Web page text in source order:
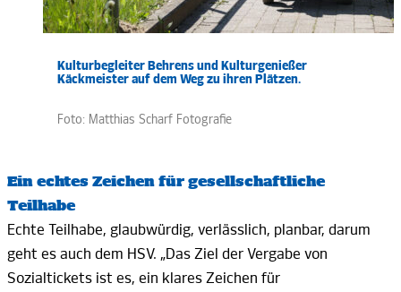
Kulturbegleiter Behrens und Kulturgenießer
Käckmeister auf dem Weg zu ihren Plätzen.
Foto: Matthias Scharf Fotografie
Ein echtes Zeichen für gesellschaftliche
Teilhabe
Echte Teilhabe, glaubwürdig, verlässlich, planbar, darum
geht es auch dem HSV. „Das Ziel der Vergabe von
Sozialtickets ist es, ein klares Zeichen für